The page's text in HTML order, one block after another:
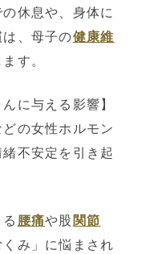
休息や、身体に
、母子の健康維
す。
に与える影響】
の女性ホルモン
不安定を引き起
腰痛や股 関節
くみ」に悩まされ